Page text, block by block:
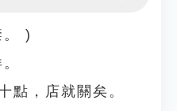
。 )
點，店就關矣。